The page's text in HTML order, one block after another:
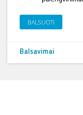
BALSUOTI
Balsavimai